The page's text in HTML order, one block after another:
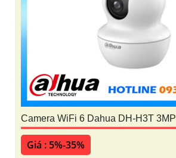
Camera WiFi 6 Dahua DH-H3T 3MP
Giá : 5%-35%